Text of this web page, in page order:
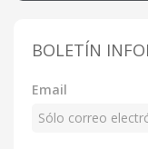
BOLETÍN
Email